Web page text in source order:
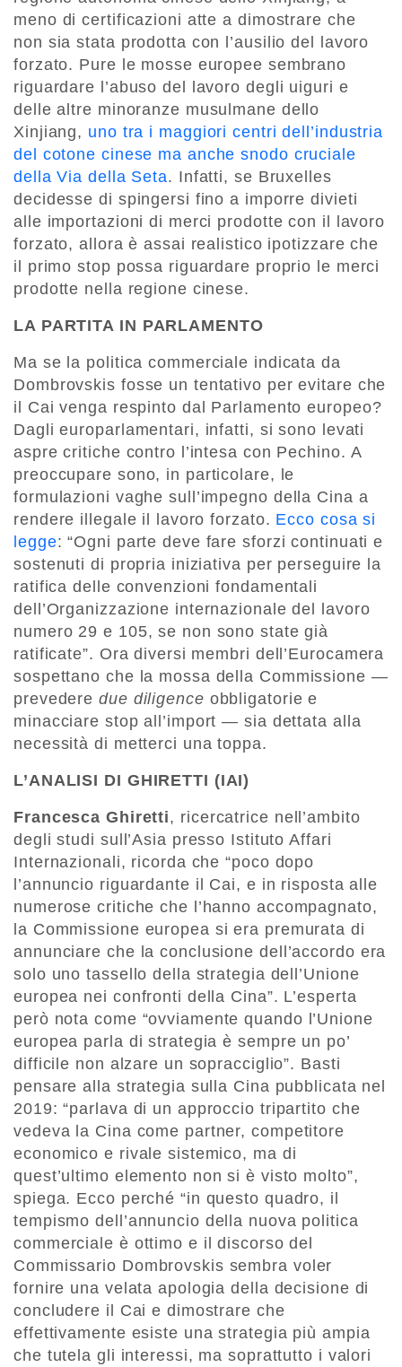
meno di certificazioni atte a dimostrare che
non sia stata prodotta con l’ausilio del lavoro
forzato. Pure le mosse europee sembrano
riguardare l’abuso del lavoro degli uiguri e
delle altre minoranze musulmane dello
Xinjiang, uno tra i maggiori centri dell’industria
del cotone cinese ma anche snodo cruciale
della Via della Seta. Infatti, se Bruxelles
decidesse di spingersi fino a imporre divieti
alle importazioni di merci prodotte con il lavoro
forzato, allora è assai realistico ipotizzare che
il primo stop possa riguardare proprio le merci
prodotte nella regione cinese.
LA PARTITA IN PARLAMENTO
Ma se la politica commerciale indicata da
Dombrovskis fosse un tentativo per evitare che
il Cai venga respinto dal Parlamento europeo?
Dagli europarlamentari, infatti, si sono levati
aspre critiche contro l’intesa con Pechino. A
preoccupare sono, in particolare, le
formulazioni vaghe sull’impegno della Cina a
rendere illegale il lavoro forzato. Ecco cosa si
legge: “Ogni parte deve fare sforzi continuati e
sostenuti di propria iniziativa per perseguire la
ratifica delle convenzioni fondamentali
dell’Organizzazione internazionale del lavoro
numero 29 e 105, se non sono state già
ratificate”. Ora diversi membri dell’Eurocamera
sospettano che la mossa della Commissione —
prevederedue diligence obbligatorie e
minacciare stop all’import — sia dettata alla
necessità di metterci una toppa.
L’ANALISI DI GHIRETTI (IAI)
Francesca Ghiretti, ricercatrice nell’ambito
degli studi sull’Asia presso Istituto Affari
Internazionali, ricorda che “poco dopo
l’annuncio riguardante il Cai, e in risposta alle
numerose critiche che l’hanno accompagnato,
la Commissione europea si era premurata di
annunciare che la conclusione dell’accordo era
solo uno tassello della strategia dell’Unione
europea nei confronti della Cina”. L’esperta
però nota come “ovviamente quando l’Unione
europea parla di strategia è sempre un po’
difficile non alzare un sopracciglio”. Basti
pensare alla strategia sulla Cina pubblicata nel
2019: “parlava di un approccio tripartito che
vedeva la Cina come partner, competitore
economico e rivale sistemico, ma di
quest’ultimo elemento non si è visto molto”,
spiega. Ecco perché “in questo quadro, il
tempismo dell’annuncio della nuova politica
commerciale è ottimo e il discorso del
Commissario Dombrovskis sembra voler
fornire una velata apologia della decisione di
concludere il Cai e dimostrare che
effettivamente esiste una strategia più ampia
che tutela gli interessi, ma soprattutto i valori